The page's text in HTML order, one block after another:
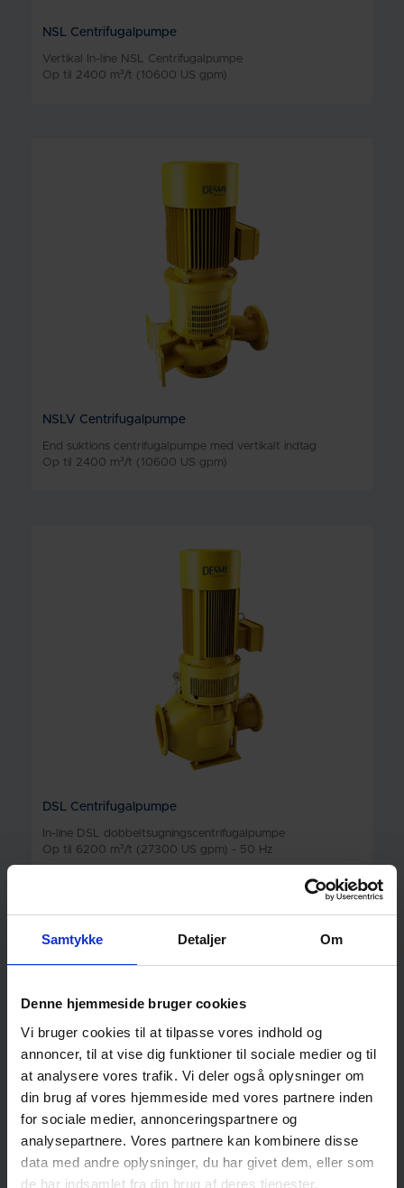
Samtykke Detaljer Om
Denne hjemmeside bruger cookies
Vi bruger cookies til at tilpasse vores indhold og
annoncer, til at vise dig funktioner til sociale medier og til
at analysere vores trafik. Vi deler også oplysninger om
din brug af vores hjemmeside med vores partnere inden
for sociale medier, annonceringspartnere og
analysepartnere. Vores partnere kan kombinere disse
data med andre oplysninger, du har givet dem, eller som
de har indsamlet fra din brug af deres tjenester.
NSL Centrifugalpumpe
Vertikal In-line NSL Centrifugalpumpe
Op til 2400 m³/t (10600 US gpm)
NSLV Centrifugalpumpe
End suktions centrifugalpumpe med vertikalt indtag
Op til 2400 m³/t (10600 US gpm)
DSL Centrifugalpumpe
In-line DSL dobbeltsugningscentrifugalpumpe
Op til 6200 m³/t (27300 US gpm) - 50 Hz